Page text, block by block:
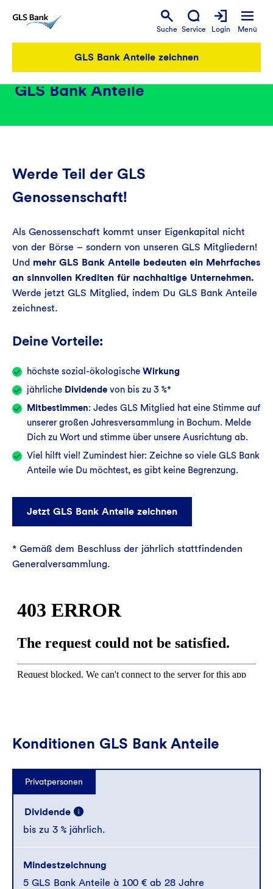
Suche Service Login Menü
GLS Bank Anteile zeichnen
GLS Mitgliedschaft &
GLS Bank Anteile
Werde Teil der GLS
Genossenschaft!
Als Genossenschaft kommt unser Eigenkapital nicht
von der Börse – sondern von unseren GLS Mitgliedern!
Und mehr GLS Bank Anteile bedeuten ein Mehrfaches
an sinnvollen Krediten für nachhaltige Unternehmen.
Werde jetzt GLS Mitglied, indem Du GLS Bank Anteile
zeichnest.
Deine Vorteile:
höchste sozial-ökologische Wirkung
jährliche Dividende von bis zu 3 %*
Mitbestimmen: Jedes GLS Mitglied hat eine Stimme auf
unserer großen Jahresversammlung in Bochum. Melde
Dich zu Wort und stimme über unsere Ausrichtung ab.
Viel hilft viel! Zumindest hier: Zeichne so viele GLS Bank
Anteile wie Du möchtest, es gibt keine Begrenzung.
Jetzt GLS Bank Anteile zeichnen
* Gemäß dem Beschluss der jährlich stattfindenden
Generalversammlung.
Konditionen GLS Bank Anteile
Privatpersonen
Dividende
bis zu 3 % jährlich.
Mindestzeichnung
5 GLS Bank Anteile à 100 € ab 28 Jahre